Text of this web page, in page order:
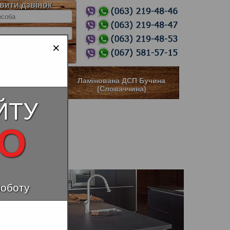
дзвінок
Ламінована ДСП Бучина
(Словаччина)
×